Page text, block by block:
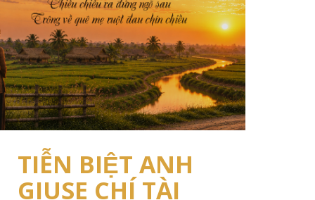
TIỄN BIỆT ANH
GIUSE CHÍ TÀI